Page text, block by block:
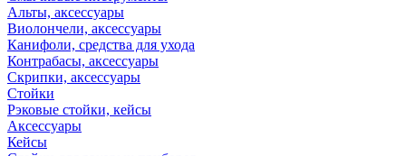
Альты, аксессуары
Виолончели, аксессуары
Канифоли, средства для ухода
Контрабасы, аксессуары
Скрипки, аксессуары
Стойки
Рэковые стойки, кейсы
Аксессуары
Кейсы